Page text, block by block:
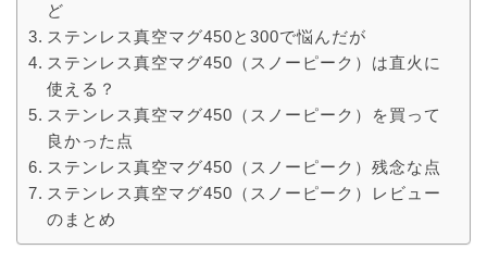
ど
ステンレス真空マグ450と300で悩んだが
ステンレス真空マグ450（スノーピーク）は直火に
使える？
ステンレス真空マグ450（スノーピーク）を買って
良かった点
ステンレス真空マグ450（スノーピーク）残念な点
ステンレス真空マグ450（スノーピーク）レビュー
のまとめ